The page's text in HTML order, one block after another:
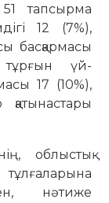
тапсырма
12 (7%),
басқармасы
үй-
17 (10%),
облыстық
нәтиже